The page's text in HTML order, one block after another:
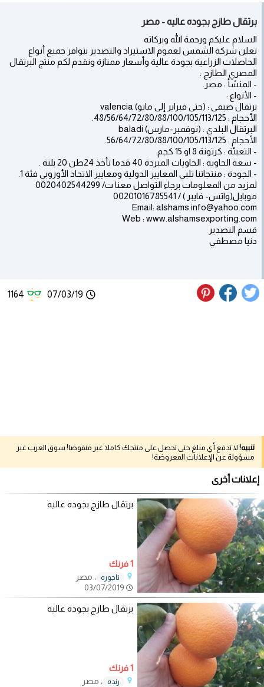
برتقال طازج بجوده عاليه - مصر
السلام عليكم ورحمة الله وبركاته
تعلن شركة الشمس لعموم الاستيراد والتصدير بتوافر جميع أنواع
الحاصلات الزراعية بجودة عالية وأسعار ممتازة ونقدم لكم منتج البرتقال
المصري الطازج :
- المنشأ : مصر.
- الأنواع :
برتقال صيفى : (حتى فبراير إلى مايو) valencia
الأحجام : 48/56/64/72/80/88/100/105/113/125.
البرتقال البلدي : (نوفمبر-مارس) baladi
الأحجام : 56/64/72/80/88/100/105/113/125.
- التعبئة : كرتونة 8 او 15 كجم
- سعة الحاوية : الحاويات المبردة 40 قدما تأخذ 24طن 20 بلتة .
- الجودة : منتجاتنا تلبي المعايير الدولية ومعايير الاتحاد الأوروبي فئة 1.
لمزيد من المعلومات برجاء التواصل معنا ت/ 0020402544299
موبايل(واتس- فايبر ) / 00201016785541
Email: alshams.info@yahoo.com
Web : www.alshamsexporting.com
قسم التصدير
دنيا مصطفي
07/03/19
1164
تنبيه! لا تدفع أي مبلغ حتى تحصل على منتجك كاملا غير منقوصا! سوق العرب غير
مسؤولة عن الإعلانات المعروضة!
إعلانات أخرى
برتقال طازج بجوده عاليه
1 فرنك
تاجوره
، مصر
برتقال طازج بجوده عاليه
1 فرنك
رنده
، مصر